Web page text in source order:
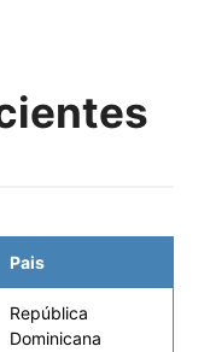
Pais
República
Dominicana